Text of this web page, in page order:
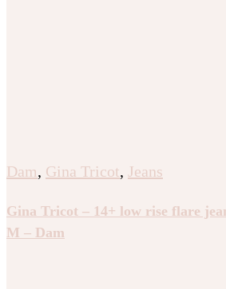
Dam, Gina Tricot, Jeans
Gina Tricot – 14+ low rise flare
M – Dam